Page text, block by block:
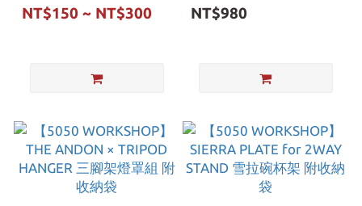
1/4螺絲 M10螺絲
NT$150 ~ NT$300
能立架套組 附收納袋
NT$980